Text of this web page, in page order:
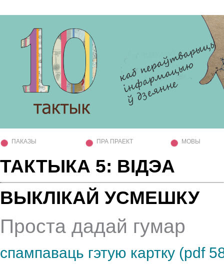
ПАКАЗЫ ПРА ПРАЕКТ МОВЫ
ТАКТЫКА 5: ВІДЭА
ВЫКЛІКАЙ УСМЕШКУ
Проста дадай гумар
спампаваць гэтую картку (pdf